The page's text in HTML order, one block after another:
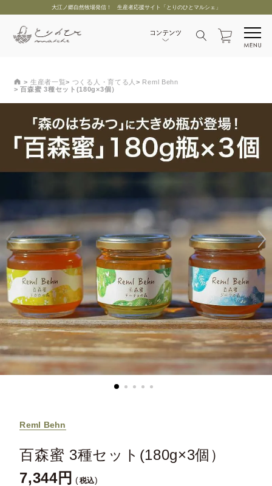
大江ノ郷自然牧場発信！ 生産者応援サイト「とりのひとマルシェ」
生産者一覧 つくる人・育てる人
Reml Behn
百森蜜 3種セット(180g×3個）
Reml Behn
百森蜜 3種セット(180g×3個）
7,344 税込